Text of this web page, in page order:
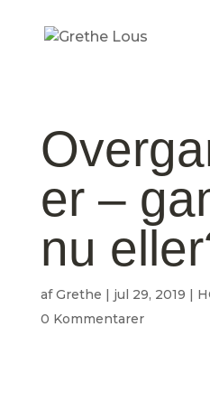
er –
nu
afGrethe | jul 29, 2019 |
0 Kommentarer